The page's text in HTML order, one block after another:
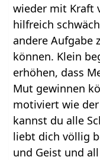
wieder mit Kraft
hilfreich
andere Aufgabe
können. Klein
erhöhen, dass
Mut gewinnen
motiviert wie
kannst du alle
liebt dich völlig
und Geist und